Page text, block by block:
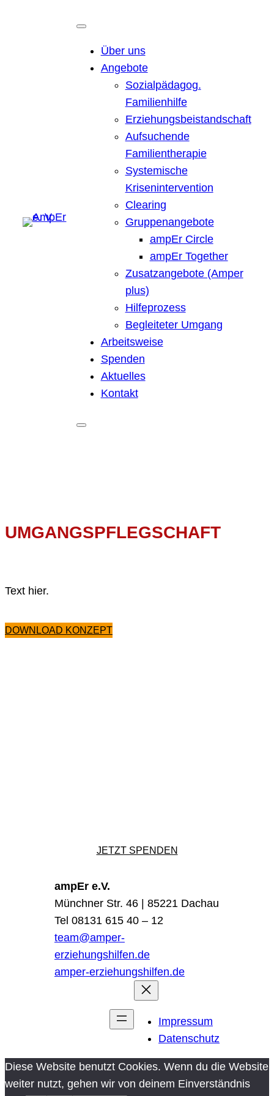
Über uns
Angebote
Sozialpädagog.
Familienhilfe
Erziehungsbeistandschaft
Aufsuchende
Familientherapie
Systemische
Krisenintervention
Clearing
Gruppenangebote
ampEr Circle
ampEr Together
Zusatzangebote (Amper
plus)
Hilfeprozess
Begleiteter Umgang
Arbeitsweise
Spenden
Aktuelles
Kontakt
UMGANGSPFLEGSCHAFT
Text hier.
DOWNLOAD KONZEPT
JETZT SPENDEN
ampEr e.V.
Münchner Str. 46 | 85221 Dachau
Tel 08131 615 40 – 12
team@amper-
erziehungshilfen.de
amper-erziehungshilfen.de
Impressum
Datenschutz
Diese Website benutzt Cookies. Wenn du die Website
weiter nutzt, gehen wir von deinem Einverständnis